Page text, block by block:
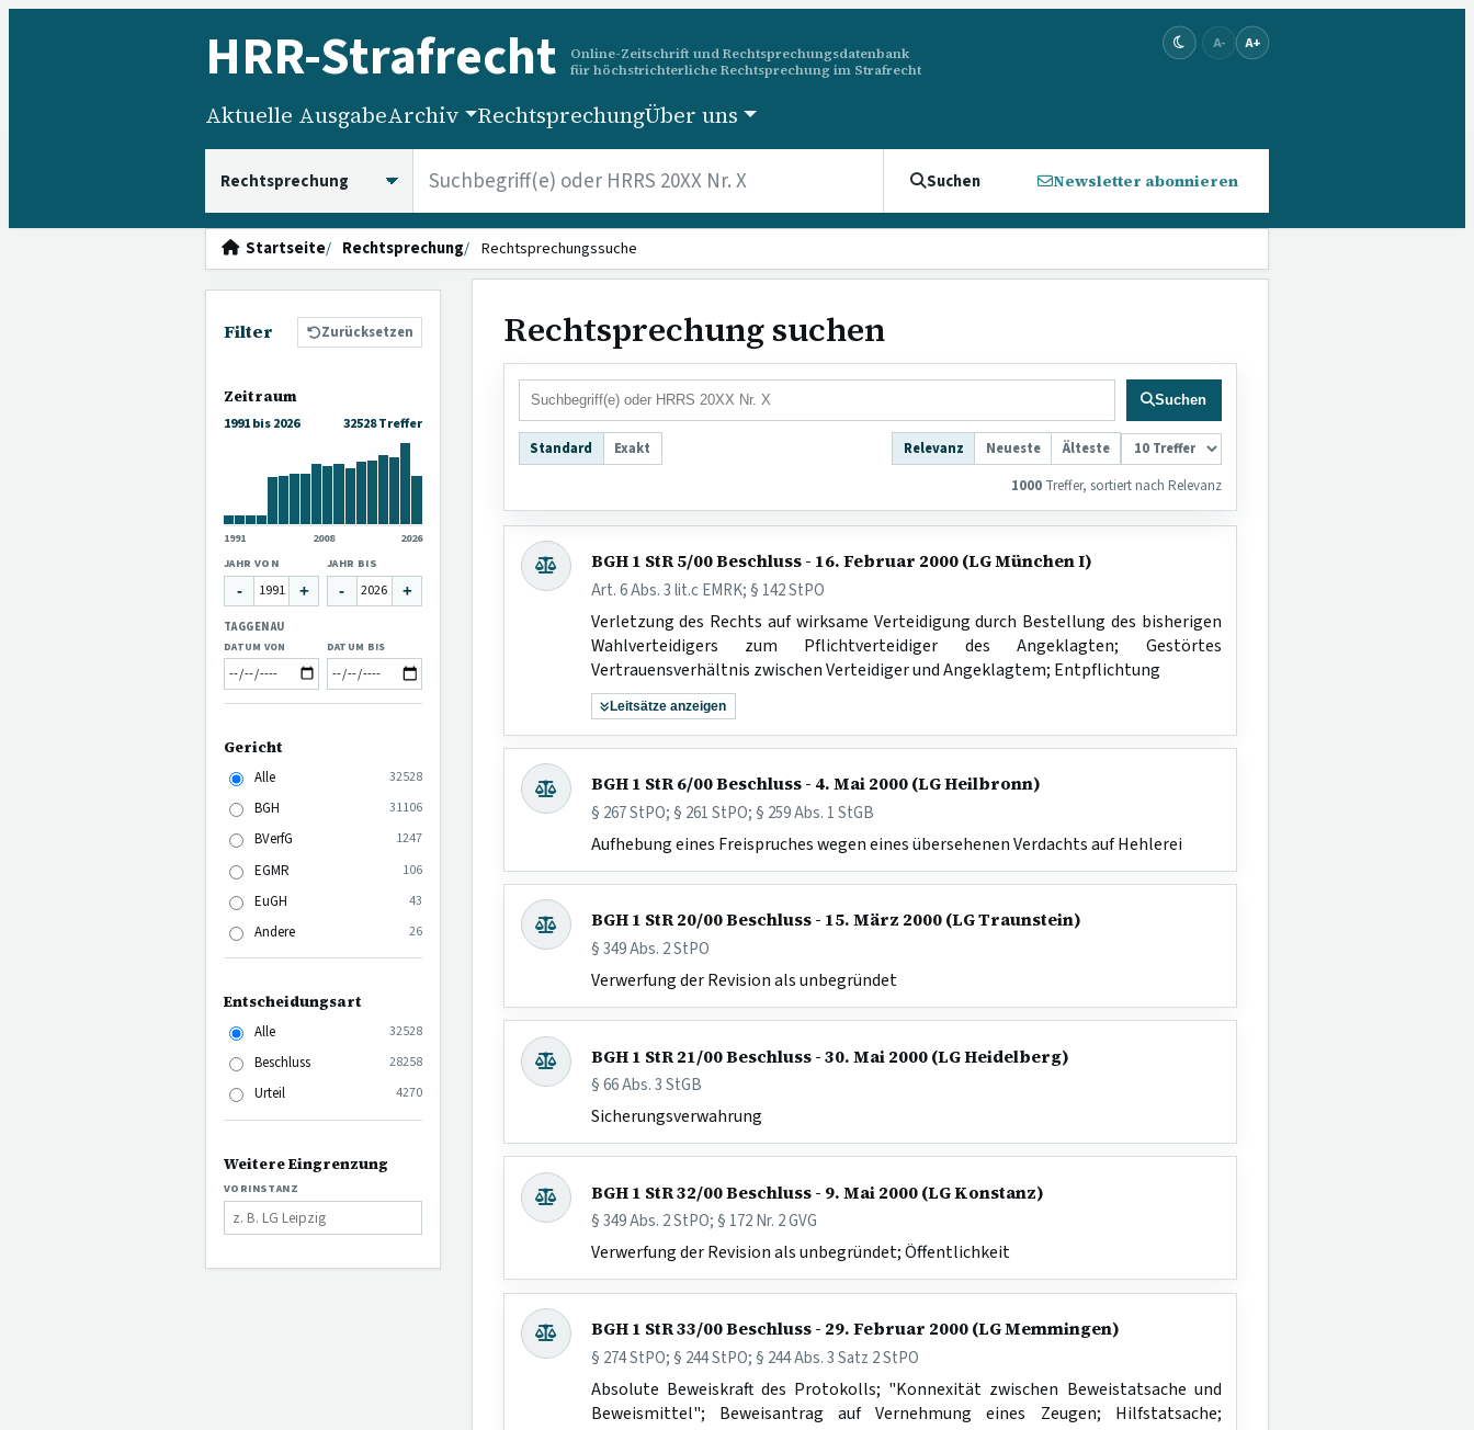
HRR-Strafrecht
Online-Zeitschrift und Rechtsprechungsdatenbank
für höchstrichterliche Rechtsprechung im Strafrecht
A- A+
Aktuelle AusgabeArchiv RechtsprechungÜber uns
Suchen Newsletter abonnieren
Startseite Rechtsprechung Rechtsprechungssuche
Filter Zurücksetzen
Zeitraum
1991 bis 2026 32528 Treffer
1991 2008 2026
JAHR VON
- +
JAHR BIS
- +
TAGGENAU
DATUM VON DATUM BIS
Gericht
Alle
32528
BGH 31106
BVerfG 1247
EGMR 106
EuGH 43
Andere 26
Entscheidungsart
Alle
32528
Beschluss 28258
Urteil 4270
Weitere Eingrenzung
VORINSTANZ
Rechtsprechung suchen
Suchen
Standard Exakt Relevanz Neueste
Älteste
1000Treffer, sortiert nach Relevanz
BGH 1 StR 5/00 Beschluss - 16. Februar 2000 (LG München I)
Art. 6 Abs. 3 lit.c EMRK; § 142 StPO
Verletzung des Rechts auf wirksame Verteidigung durch Bestellung des bisherigen
Wahlverteidigers zum Pflichtverteidiger des Angeklagten; Gestörtes
Vertrauensverhältnis zwischen Verteidiger und Angeklagtem; Entpflichtung
Leitsätze anzeigen
BGH 1 StR 6/00 Beschluss - 4. Mai 2000 (LG Heilbronn)
§ 267 StPO; § 261 StPO; § 259 Abs. 1 StGB
Aufhebung eines Freispruches wegen eines übersehenen Verdachts auf Hehlerei
BGH 1 StR 20/00 Beschluss - 15. März 2000 (LG Traunstein)
§ 349 Abs. 2 StPO
Verwerfung der Revision als unbegründet
BGH 1 StR 21/00 Beschluss - 30. Mai 2000 (LG Heidelberg)
§ 66 Abs. 3 StGB
Sicherungsverwahrung
BGH 1 StR 32/00 Beschluss - 9. Mai 2000 (LG Konstanz)
§ 349 Abs. 2 StPO; § 172 Nr. 2 GVG
Verwerfung der Revision als unbegründet; Öffentlichkeit
BGH 1 StR 33/00 Beschluss - 29. Februar 2000 (LG Memmingen)
§ 274 StPO; § 244 StPO; § 244 Abs. 3 Satz 2 StPO
Absolute Beweiskraft des Protokolls; "Konnexität zwischen Beweistatsache und
Beweismittel"; Beweisantrag auf Vernehmung eines Zeugen; Hilfstatsache;